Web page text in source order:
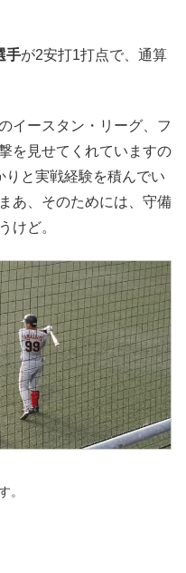
手が2安打1打点で、通算
イースタン・リーグ、フ
を見せてくれていますの
りと実戦経験を積んでい
あ、そのためには、守備
けど。
。